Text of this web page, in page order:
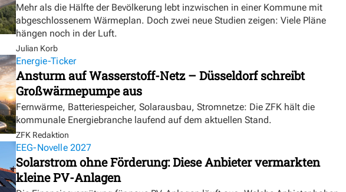
Mehr als die Hälfte der Bevölkerung lebt inzwischen in einer Kommune mit
abgeschlossenem Wärmeplan. Doch zwei neue Studien zeigen: Viele Pläne
hängen noch in der Luft.
Julian Korb
Energie-Ticker
Ansturm auf Wasserstoff-Netz – Düsseldorf schreibt
Großwärmepumpe aus
Fernwärme, Batteriespeicher, Solarausbau, Stromnetze: Die ZFK hält die
kommunale Energiebranche laufend auf dem aktuellen Stand.
ZFK Redaktion
EEG-Novelle 2027
Solarstrom ohne Förderung: Diese Anbieter vermarkten
kleine PV-Anlagen